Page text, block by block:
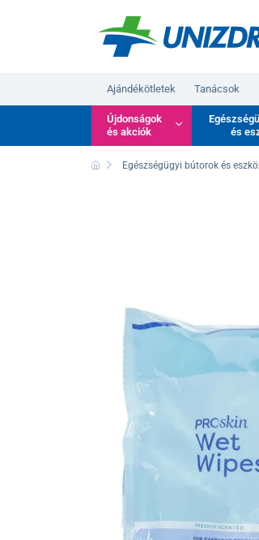
Ajándékötletek Tanácsok
Újdonságok
és akciók
és
Egészségügyi bútorok és